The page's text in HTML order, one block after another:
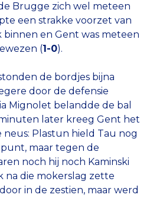
Brugge zich wel meteen
een strakke voorzet van
en Gent was meteen
(1-0).
de bordjes bijna
door de defensie
Mignolet belandde de bal
later kreeg Gent het
Plastun hield Tau nog
maar tegen de
noch hij noch Kaminski
na die mokerslag zette
in de zestien, maar werd